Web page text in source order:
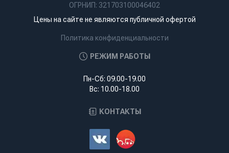
ОГРНИП: 321703100046402
Цены на сайте не являются публичной офертой
Политика конфиденциальности
РЕЖИМ РАБОТЫ
Пн-Сб: 09.00-19.00
Вс: 10.00-18.00
КОНТАКТЫ